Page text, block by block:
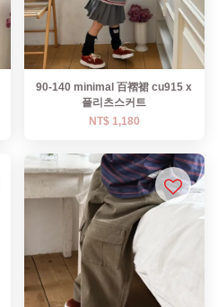
90-140 minimal 百褶裙 cu915 x
플리츠스커트
NT$ 1,180